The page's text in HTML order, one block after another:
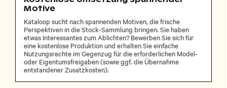
Motive
Kataloop sucht nach spannenden Motiven, die frische
Perspektiven in die Stock-Sammlung bringen. Sie haben
etwas Interessantes zum Ablichten? Bewerben Sie sich für
eine kostenlose Produktion und erhalten Sie einfache
Nutzungsrechte im Gegenzug für die erforderlichen Model-
oder Eigentumsfreigaben (sowie ggf. die Übernahme
entstandener Zusatzkosten).